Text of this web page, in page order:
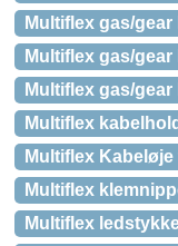
Multiflex gas/gear
Multiflex gas/
Multiflex gas/
Multiflex
Multiflex
Multiflex
Multiflex